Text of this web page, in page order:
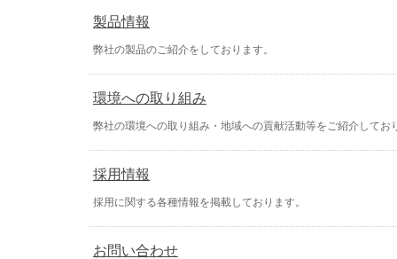
製品情報
弊社の製品のご紹介をしております。
環境への取り組み
弊社の環境への取り組み・地域への貢献活動等をご紹介してお
採用情報
採用に関する各種情報を掲載しております。
お問い合わせ